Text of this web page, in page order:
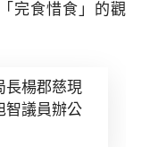
完食惜食」的觀
長楊郡慈現
智議員辦公